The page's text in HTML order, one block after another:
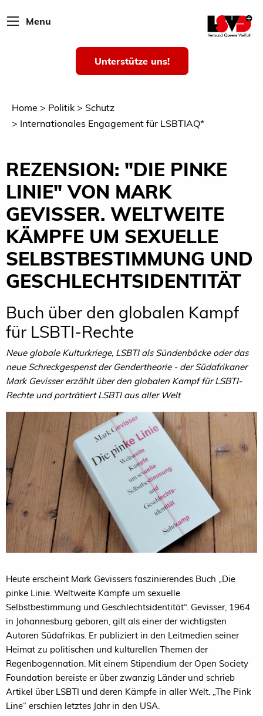
Menu
Unterstütze uns!
Home Politik
Schutz
Internationales Engagement für LSBTIAQ*
REZENSION: "DIE PINKE
LINIE" VON MARK
GEVISSER. WELTWEITE
KÄMPFE UM SEXUELLE
SELBSTBESTIMMUNG UND
GESCHLECHTSIDENTITÄT
Buch über den globalen Kampf
für LSBTI-Rechte
Neue globale Kulturkriege, LSBTI als Sündenböcke oder das
neue Schreckgespenst der Gendertheorie - der Südafrikaner
Mark Gevisser erzählt über den globalen Kampf für LSBTI-
Rechte und porträtiert LSBTI aus aller Welt
Heute erscheint Mark Gevissers faszinierendes Buch „Die
pinke Linie. Weltweite Kämpfe um sexuelle
Selbstbestimmung und Geschlechtsidentität“. Gevisser, 1964
in Johannesburg geboren, gilt als einer der wichtigsten
Autoren Südafrikas. Er publiziert in den Leitmedien seiner
Heimat zu politischen und kulturellen Themen der
Regenbogennation. Mit einem Stipendium der Open Society
Foundation bereiste er über zwanzig Länder und schrieb
Artikel über LSBTI und deren Kämpfe in aller Welt. „The Pink
Line“ erschien letztes Jahr in den USA.